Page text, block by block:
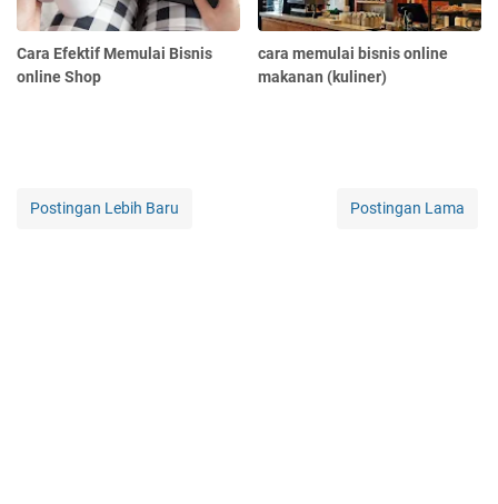
Cara Efektif Memulai Bisnis
online Shop
cara memulai bisnis online
makanan (kuliner)
Postingan Lebih Baru Postingan Lama